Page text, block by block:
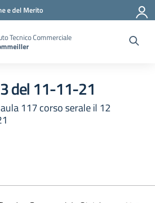
e del Merito
Tecnico Commerciale
del 11-11-21
117 corso serale il 12